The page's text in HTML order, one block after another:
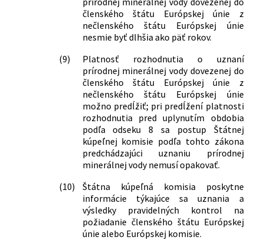
členského štátu Európskej únie z
nečlenského štátu Európskej únie
nesmie byť dlhšia ako päť rokov.
(9)
Platnosť rozhodnutia o uznaní
prírodnej minerálnej vody dovezenej do
členského štátu Európskej únie z
nečlenského štátu Európskej únie
možno predĺžiť; pri predĺžení platnosti
rozhodnutia pred uplynutím obdobia
podľa odseku 8 sa postup Štátnej
kúpeľnej komisie podľa tohto zákona
predchádzajúci uznaniu prírodnej
minerálnej vody nemusí opakovať.
(10)
Štátna kúpeľná komisia poskytne
informácie týkajúce sa uznania a
výsledky pravidelných kontrol na
požiadanie členského štátu Európskej
únie alebo Európskej komisie.